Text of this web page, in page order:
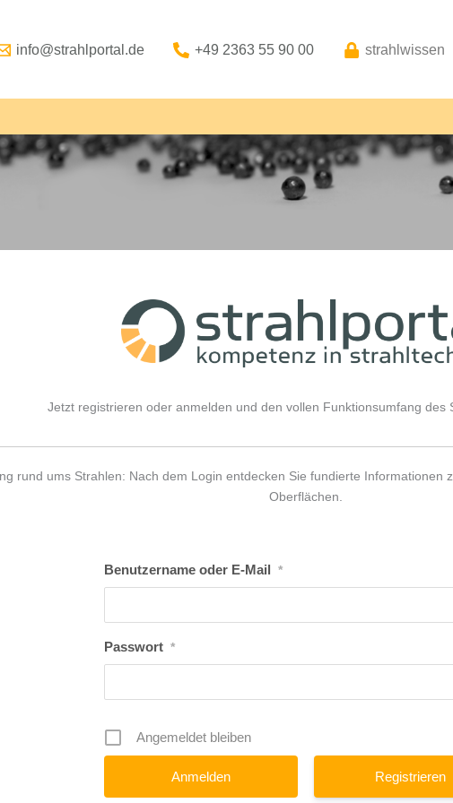
info@strahlportal.de +49 2363 55 90 00 strahlwissen
Jetzt registrieren oder anmelden und den vollen Funktionsumfang des
rund ums Strahlen: Nach dem Login entdecken Sie fundierte Informationen
Oberflächen.
Benutzername oder E-Mail *
Passwort *
Angemeldet bleiben
Registrieren